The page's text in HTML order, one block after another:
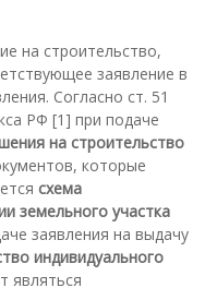
на строительство,
заявление в
Согласно ст. 51
РФ [1] при подаче
на строительство
которые
схема
земельного участка
заявления на выдачу
индивидуального
являться